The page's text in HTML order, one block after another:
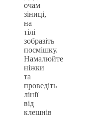
очам
зіниці,
на
тілі
зобразіть
посмішку.
Намалюйте
ніжки
та
проведіть
лінії
від
клешнів